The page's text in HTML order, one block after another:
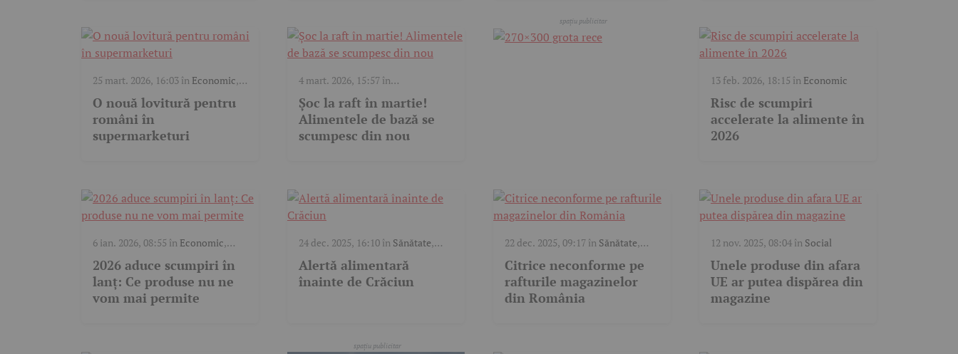
25 mart. 2026, 16:03 în Economic,
Social
O nouă lovitură pentru
români în
supermarketuri
4 mart. 2026, 15:57 în
Administrativ
Economic ,Social
Șoc la raft în martie!
Alimentele de bază se
scumpesc din nou
13 feb. 2026, 18:15 în Economic
Risc de scumpiri
accelerate la alimente în
2026
6 ian. 2026, 08:55 în Economic,
Social
2026 aduce scumpiri în
lanț: Ce produse nu ne
vom mai permite
24 dec. 2025, 16:10 în Sănătate,
Social
Alertă alimentară
înainte de Crăciun
22 dec. 2025, 09:17 în Sănătate,
Social
Citrice neconforme pe
rafturile magazinelor
din România
12 nov. 2025, 08:04 în Social
Unele produse din afara
UE ar putea dispărea din
magazine